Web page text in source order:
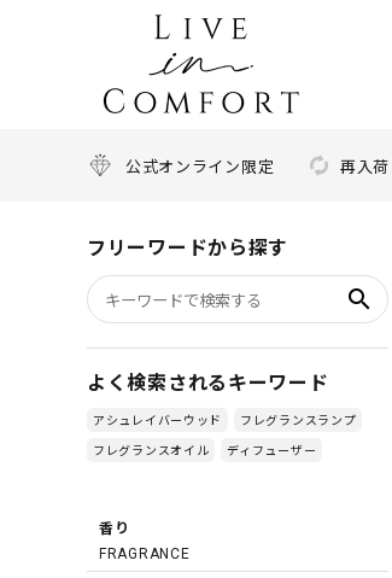
公式オンライン限定 再入荷
フリーワードから探す
search
よく検索されるキーワード
アシュレイバーウッド
フレグランスランプ
フレグランスオイル
ディフューザー
香り
FRAGRANCE